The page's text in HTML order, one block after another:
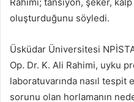
oluşturduğunu söyledi.
Üsküdar Üniversitesi
Op. Dr. K. Ali Rahimi, uyku
laboratuvarında nasıl tespit
sorunu olan horlamanın